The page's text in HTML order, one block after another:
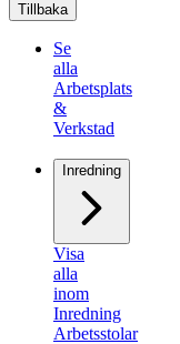
Tillbaka
Se
alla
Arbetsplats
&
Verkstad
Inredning
Visa
alla
inom
Inredning
Arbetsstolar